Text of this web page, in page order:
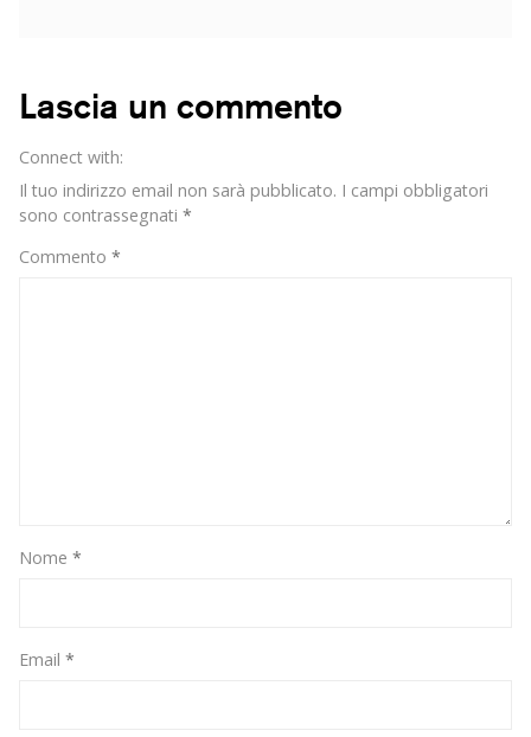
a
Lascia un commento
Connect with:
Il tuo indirizzo email non sarà pubblicato. I campi obbligatori
sono contrassegnati *
Commento *
Nome *
Email *